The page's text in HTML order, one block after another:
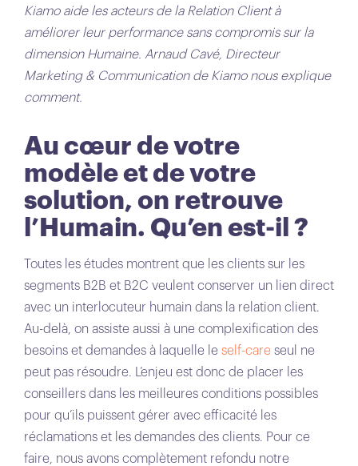
Kiamo aide les acteurs de la Relation Client à
améliorer leur performance sans compromis sur la
dimension Humaine. Arnaud Cavé, Directeur
Marketing & Communication de Kiamo nous explique
comment.
Au cœur de votre
modèle et de votre
solution, on retrouve
l’Humain. Qu’en est-il ?
Toutes les études montrent que les clients sur les
segments B2B et B2C veulent conserver un lien direct
avec un interlocuteur humain dans la relation client.
Au-delà, on assiste aussi à une complexification des
besoins et demandes à laquelle le self-care seul ne
peut pas résoudre. L’enjeu est donc de placer les
conseillers dans les meilleures conditions possibles
pour qu’ils puissent gérer avec efficacité les
réclamations et les demandes des clients. Pour ce
faire, nous avons complètement refondu notre